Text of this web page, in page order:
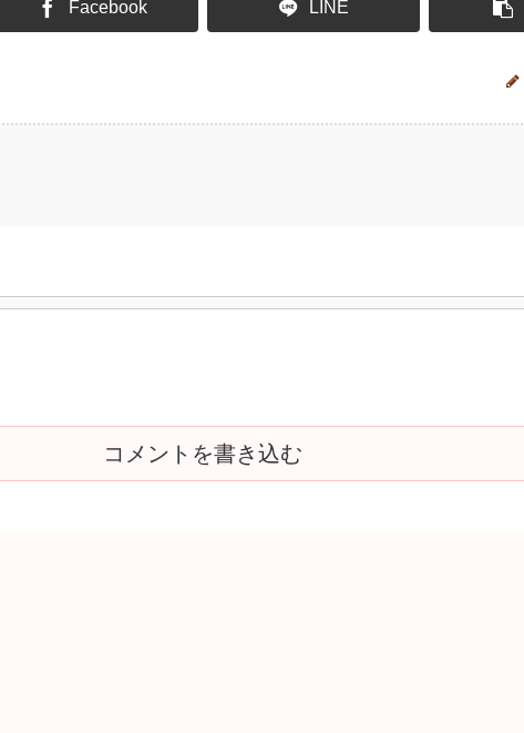
Facebook LINE
コメントを書き込む